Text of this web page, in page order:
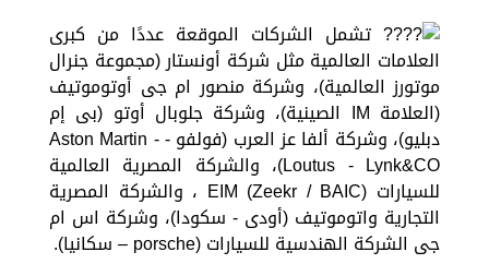
تشمل الشركات الموقعة عددًا من كبرى
العلامات العالمية مثل شركة أونستار (مجموعة جنرال
موتورز العالمية)، وشركة منصور ام جى أوتوموتيف
(العلامة IM الصينية)، وشركة جلوبال أوتو (بى إم
دبليو)، وشركة ألفا عز العرب (فولفو - Aston Martin -
Loutus - Lynk&CO)، والشركة المصرية العالمية
للسيارات EIM (Zeekr / BAIC) ، والشركة المصرية
التجارية واتوموتيف (أودى - سكودا)، وشركة اس ام
جى الشركة الهندسية للسيارات (porsche – سكانيا).